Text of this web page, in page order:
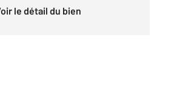
Voir le détail du bien